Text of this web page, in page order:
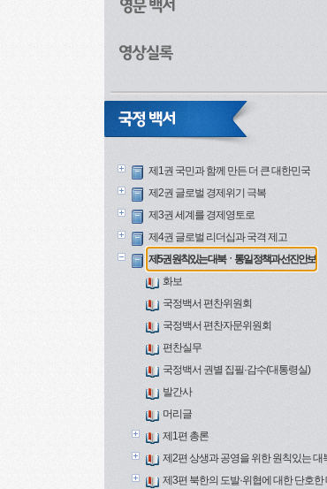
제1권 국민과 함께 만든 더 큰 대한민국
제2권 글로벌 경제위기 극복
제3권 세계를 경제영토로
제4권 글로벌 리더십과 국격 제고
제5권 원칙있는 대북ㆍ통일 정책과 선진안보
화보
국정백서 편찬위원회
국정백서 편찬자문위원회
편찬실무
국정백서 권별 집필·감수(대통령실)
발간사
머리글
제1편 총론
제2편 상생과 공영을 위한 원칙있는 대
제3편 북한의 도발·위협에 대한 단호한